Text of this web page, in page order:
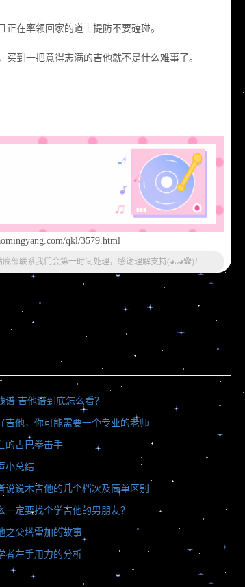
在率领回家的道上提防不要磕碰。
到一把意得志满的吉他就不是什么难事了。
qkl/3579.html
部联系我们会第一时间处理，感谢理解支持(◕ᴗ◕✿)！
谱 吉他谱到底怎么看？
吉他，你可能需要一个专业的老师
的古巴拳击手
小总结
说说木吉他的几个档次及简单区别
一定要找个学吉他的男朋友？
之父塔雷加的故事
者左手用力的分析